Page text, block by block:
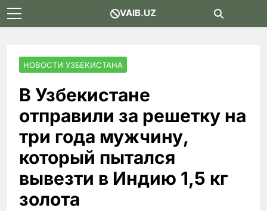
Skip
to
VAIB.UZ
НОВОСТИ УЗБЕКИСТАНА
В Узбекистане
отправили за решетку на
три года мужчину,
который пытался
вывезти в Индию 1,5 кг
золота